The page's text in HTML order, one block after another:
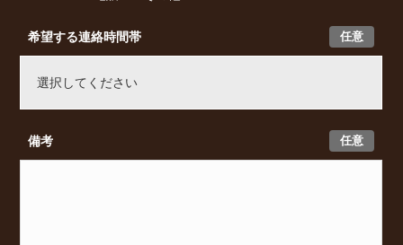
任意
希望する連絡時間帯
任意
備考